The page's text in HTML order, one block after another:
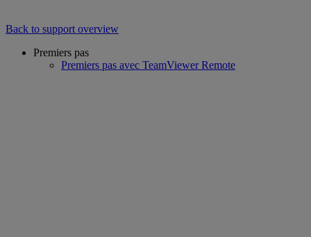
Back to support overview
Premiers pas
Premiers pas avec TeamViewer Remote